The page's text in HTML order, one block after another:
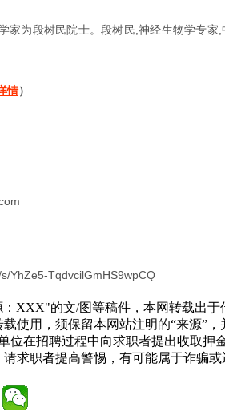
家为段树民院士。段树民,神经生物学专
情）
YhZe5-TqdvcilGmHS9wpCQ
：XXX"的文/图等稿件，本网转载出
使用，须保留本网站注明的“来源”
位在招聘过程中向求职者提出收取押
求职者提高警惕，有可能属于诈骗或